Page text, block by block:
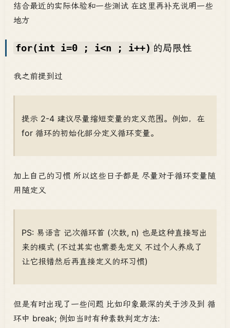
结合最近的实际体验和一些测试 在这里再补充说明一些
地方
for(int i=0 ; i<n ; i++) 的局限性
我之前提到过
提示 2-4 建议尽量缩短变量的定义范围。例如，在
for 循环的初始化部分定义循环变量。
加上自己的习惯 所以这些日子都是 尽量对于循环变量随
用随定义
PS: 易语言 记次循环首 (次数, n) 也是这种直接写出
来的模式 (不过其实也需要先定义 不过个人养成了
让它报错然后再直接定义的坏习惯)
但是有时出现了一些问题 比如印象最深的关于涉及到 循
环中 break; 例如当时有种素数判定方法: